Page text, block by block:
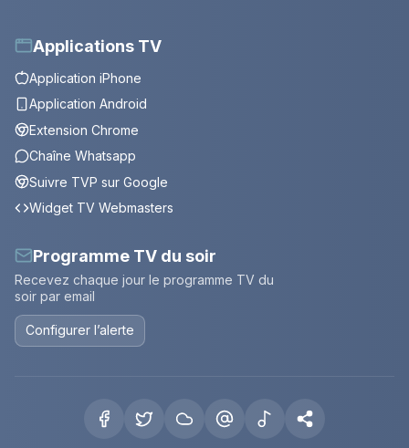
Applications TV
Application iPhone
Application Android
Extension Chrome
Chaîne Whatsapp
Suivre TVP sur Google
Widget TV Webmasters
Programme TV du soir
Recevez chaque jour le programme TV du
soir par email
Configurer l’alerte